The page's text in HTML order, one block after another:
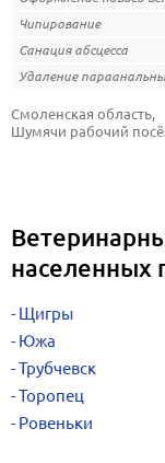
Чипирование
Санация абсцесса
Удаление
Смоленская область,
Шумячи рабочий
населенных
Щигры
Южа
Трубчевск
Торопец
Ровеньки